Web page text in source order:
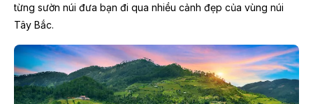
từng sườn núi đưa bạn đi qua nhiều cảnh đẹp của vùng núi
Tây Bắc.